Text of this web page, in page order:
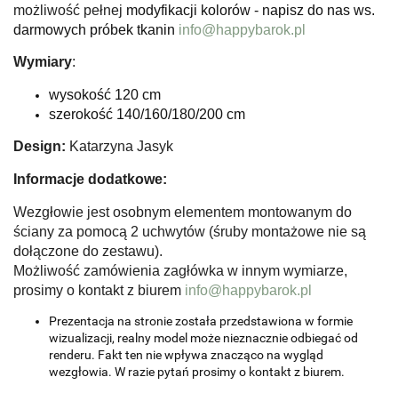
możliwość pełnej modyfikacji kolorów - napisz do nas ws.
darmowych próbek tkanin info@happybarok.pl
Wymiary:
wysokość 120 cm
szerokość 140/160/180/200 cm
Design: Katarzyna Jasyk
Informacje dodatkowe:
Wezgłowie jest osobnym elementem montowanym do
ściany za pomocą 2 uchwytów (śruby montażowe nie są
dołączone do zestawu).
Możliwość zamówienia zagłówka w innym wymiarze,
prosimy o kontakt z biurem info@happybarok.pl
Prezentacja na stronie została przedstawiona w formie
wizualizacji, realny model może nieznacznie odbiegać od
renderu. Fakt ten nie wpływa znacząco na wygląd
wezgłowia. W razie pytań prosimy o kontakt z biurem.